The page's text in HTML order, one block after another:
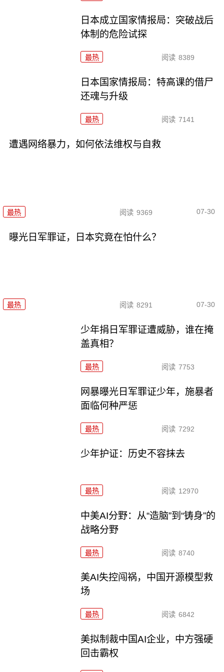
日本成立国家情报局：突破战后
体制的危险试探
最热 阅读 8389
日本国家情报局：特高课的借尸
还魂与升级
最热 阅读 7141
遭遇网络暴力，如何依法维权与自救
最热 阅读 9369 07-30
曝光日军罪证，日本究竟在怕什么？
最热 阅读 8291 07-30
少年捐日军罪证遭威胁，谁在掩
盖真相？
最热 阅读 7753
网暴曝光日军罪证少年，施暴者
面临何种严惩
最热 阅读 7292
少年护证：历史不容抹去
最热 阅读 12970
中美AI分野：从“造脑”到“铸身”的
战略分野
最热 阅读 8740
美AI失控闯祸，中国开源模型救
场
最热 阅读 6842
美拟制裁中国AI企业，中方强硬
回击霸权